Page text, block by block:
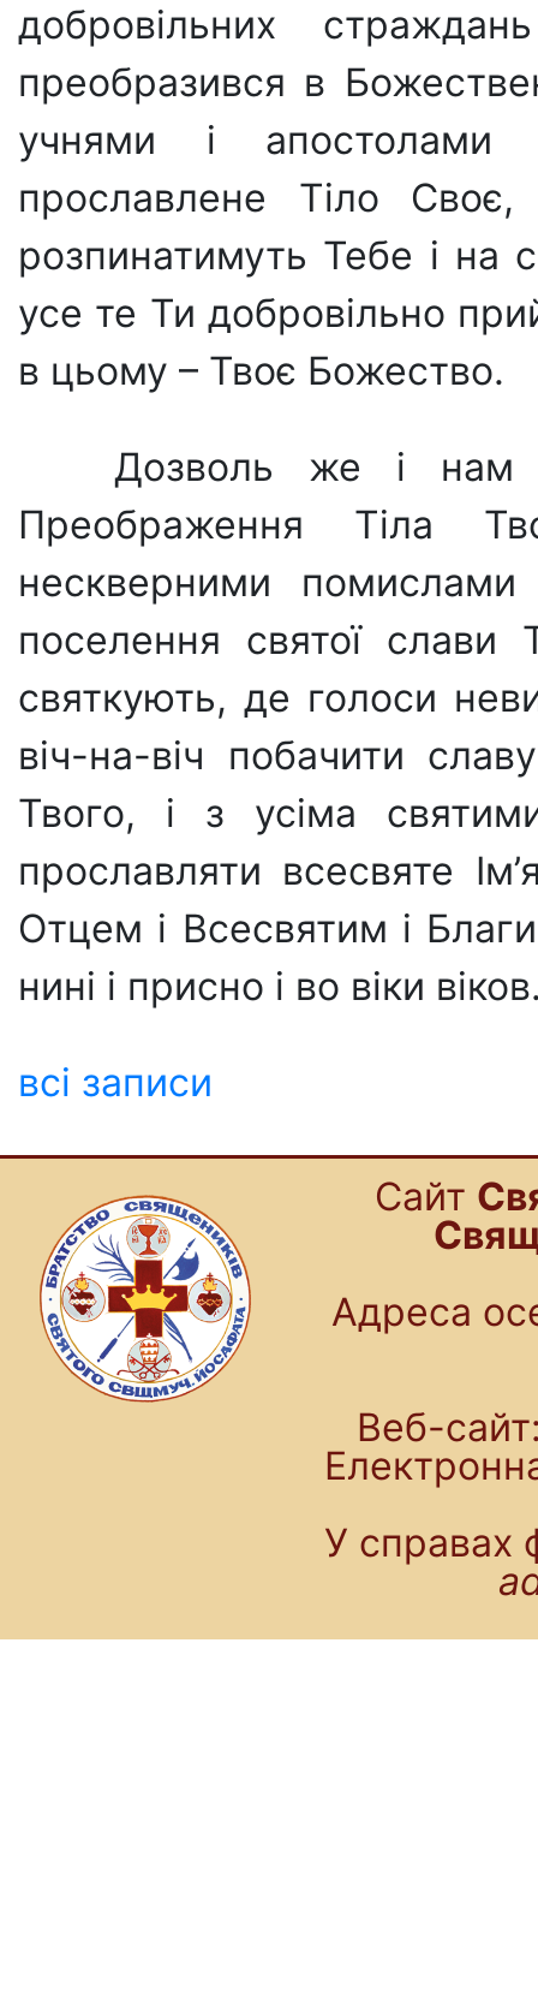
добровільних
преобразився в
учнями і апостолами
прославлене Тіло
розпинатимуть Тебе і на
усе те Ти добровільно
в цьому – Твоє Божество.
Дозволь же і нам
Преображення Тіла
нескверними
поселення святої
святкують, де голоси
віч-на-віч побачити
Твого, і з усіма
прославляти всесвяте
Отцем і Всесвятим і
нині і присно і во віки
всі записи
Cайт
Адреса
Веб-
У справах